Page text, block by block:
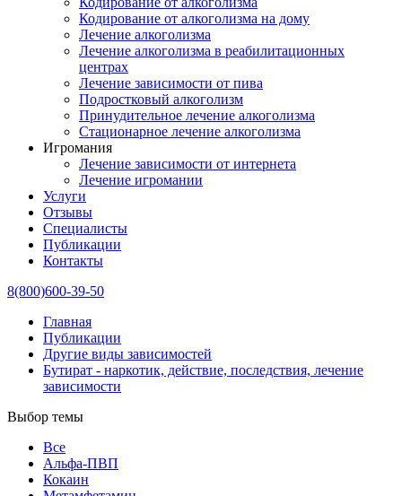
Кодирование от алкоголизма на дому
Лечение алкоголизма
Лечение алкоголизма в реабилитационных
центрах
Лечение зависимости от пива
Подростковый алкоголизм
Принудительное лечение алкоголизма
Стационарное лечение алкоголизма
Игромания
Лечение зависимости от интернета
Лечение игромании
Услуги
Отзывы
Специалисты
Публикации
Контакты
8(800)600-39-50
Главная
Публикации
Другие виды зависимостей
Бутират - наркотик, действие, последствия, лечение
зависимости
Выбор темы
Все
Альфа-ПВП
Кокаин